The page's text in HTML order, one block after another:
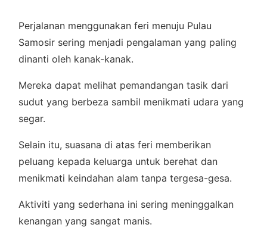
Perjalanan menggunakan feri menuju Pulau
Samosir sering menjadi pengalaman yang paling
dinanti oleh kanak-kanak.
Mereka dapat melihat pemandangan tasik dari
sudut yang berbeza sambil menikmati udara yang
segar.
Selain itu, suasana di atas feri memberikan
peluang kepada keluarga untuk berehat dan
menikmati keindahan alam tanpa tergesa-gesa.
Aktiviti yang sederhana ini sering meninggalkan
kenangan yang sangat manis.